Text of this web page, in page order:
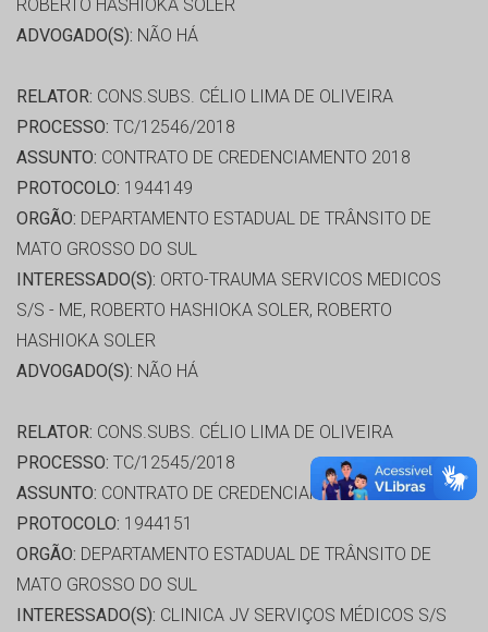
ROBERTO HASHIOKA SOLER
ADVOGADO(S): NÃO HÁ
RELATOR: CONS.SUBS. CÉLIO LIMA DE OLIVEIRA
PROCESSO: TC/12546/2018
ASSUNTO: CONTRATO DE CREDENCIAMENTO 2018
PROTOCOLO: 1944149
ORGÃO: DEPARTAMENTO ESTADUAL DE TRÂNSITO DE
MATO GROSSO DO SUL
INTERESSADO(S): ORTO-TRAUMA SERVICOS MEDICOS
S/S - ME, ROBERTO HASHIOKA SOLER, ROBERTO
HASHIOKA SOLER
ADVOGADO(S): NÃO HÁ
RELATOR: CONS.SUBS. CÉLIO LIMA DE OLIVEIRA
PROCESSO: TC/12545/2018
ASSUNTO: CONTRATO DE CREDENCIAMENTO 2018
PROTOCOLO: 1944151
ORGÃO: DEPARTAMENTO ESTADUAL DE TRÂNSITO DE
MATO GROSSO DO SUL
INTERESSADO(S): CLINICA JV SERVIÇOS MÉDICOS S/S